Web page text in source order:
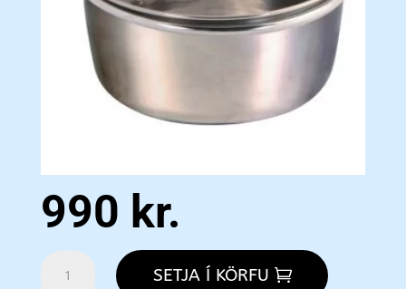
990 kr.
Steel
SETJA Í KÖRFU